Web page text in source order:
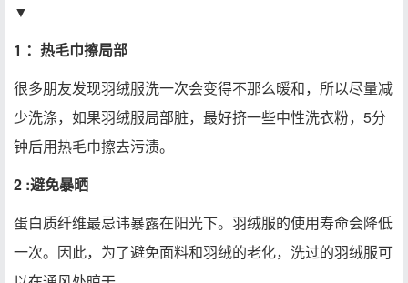
▼
1 ：热毛巾擦局部
很多朋友发现羽绒服洗一次会变得不那么暖和，所以尽量减
少洗涤，如果羽绒服局部脏，最好挤一些中性洗衣粉，5分
钟后用热毛巾擦去污渍。
2 :避免暴晒
蛋白质纤维最忌讳暴露在阳光下。羽绒服的使用寿命会降低
一次。因此，为了避免面料和羽绒的老化，洗过的羽绒服可